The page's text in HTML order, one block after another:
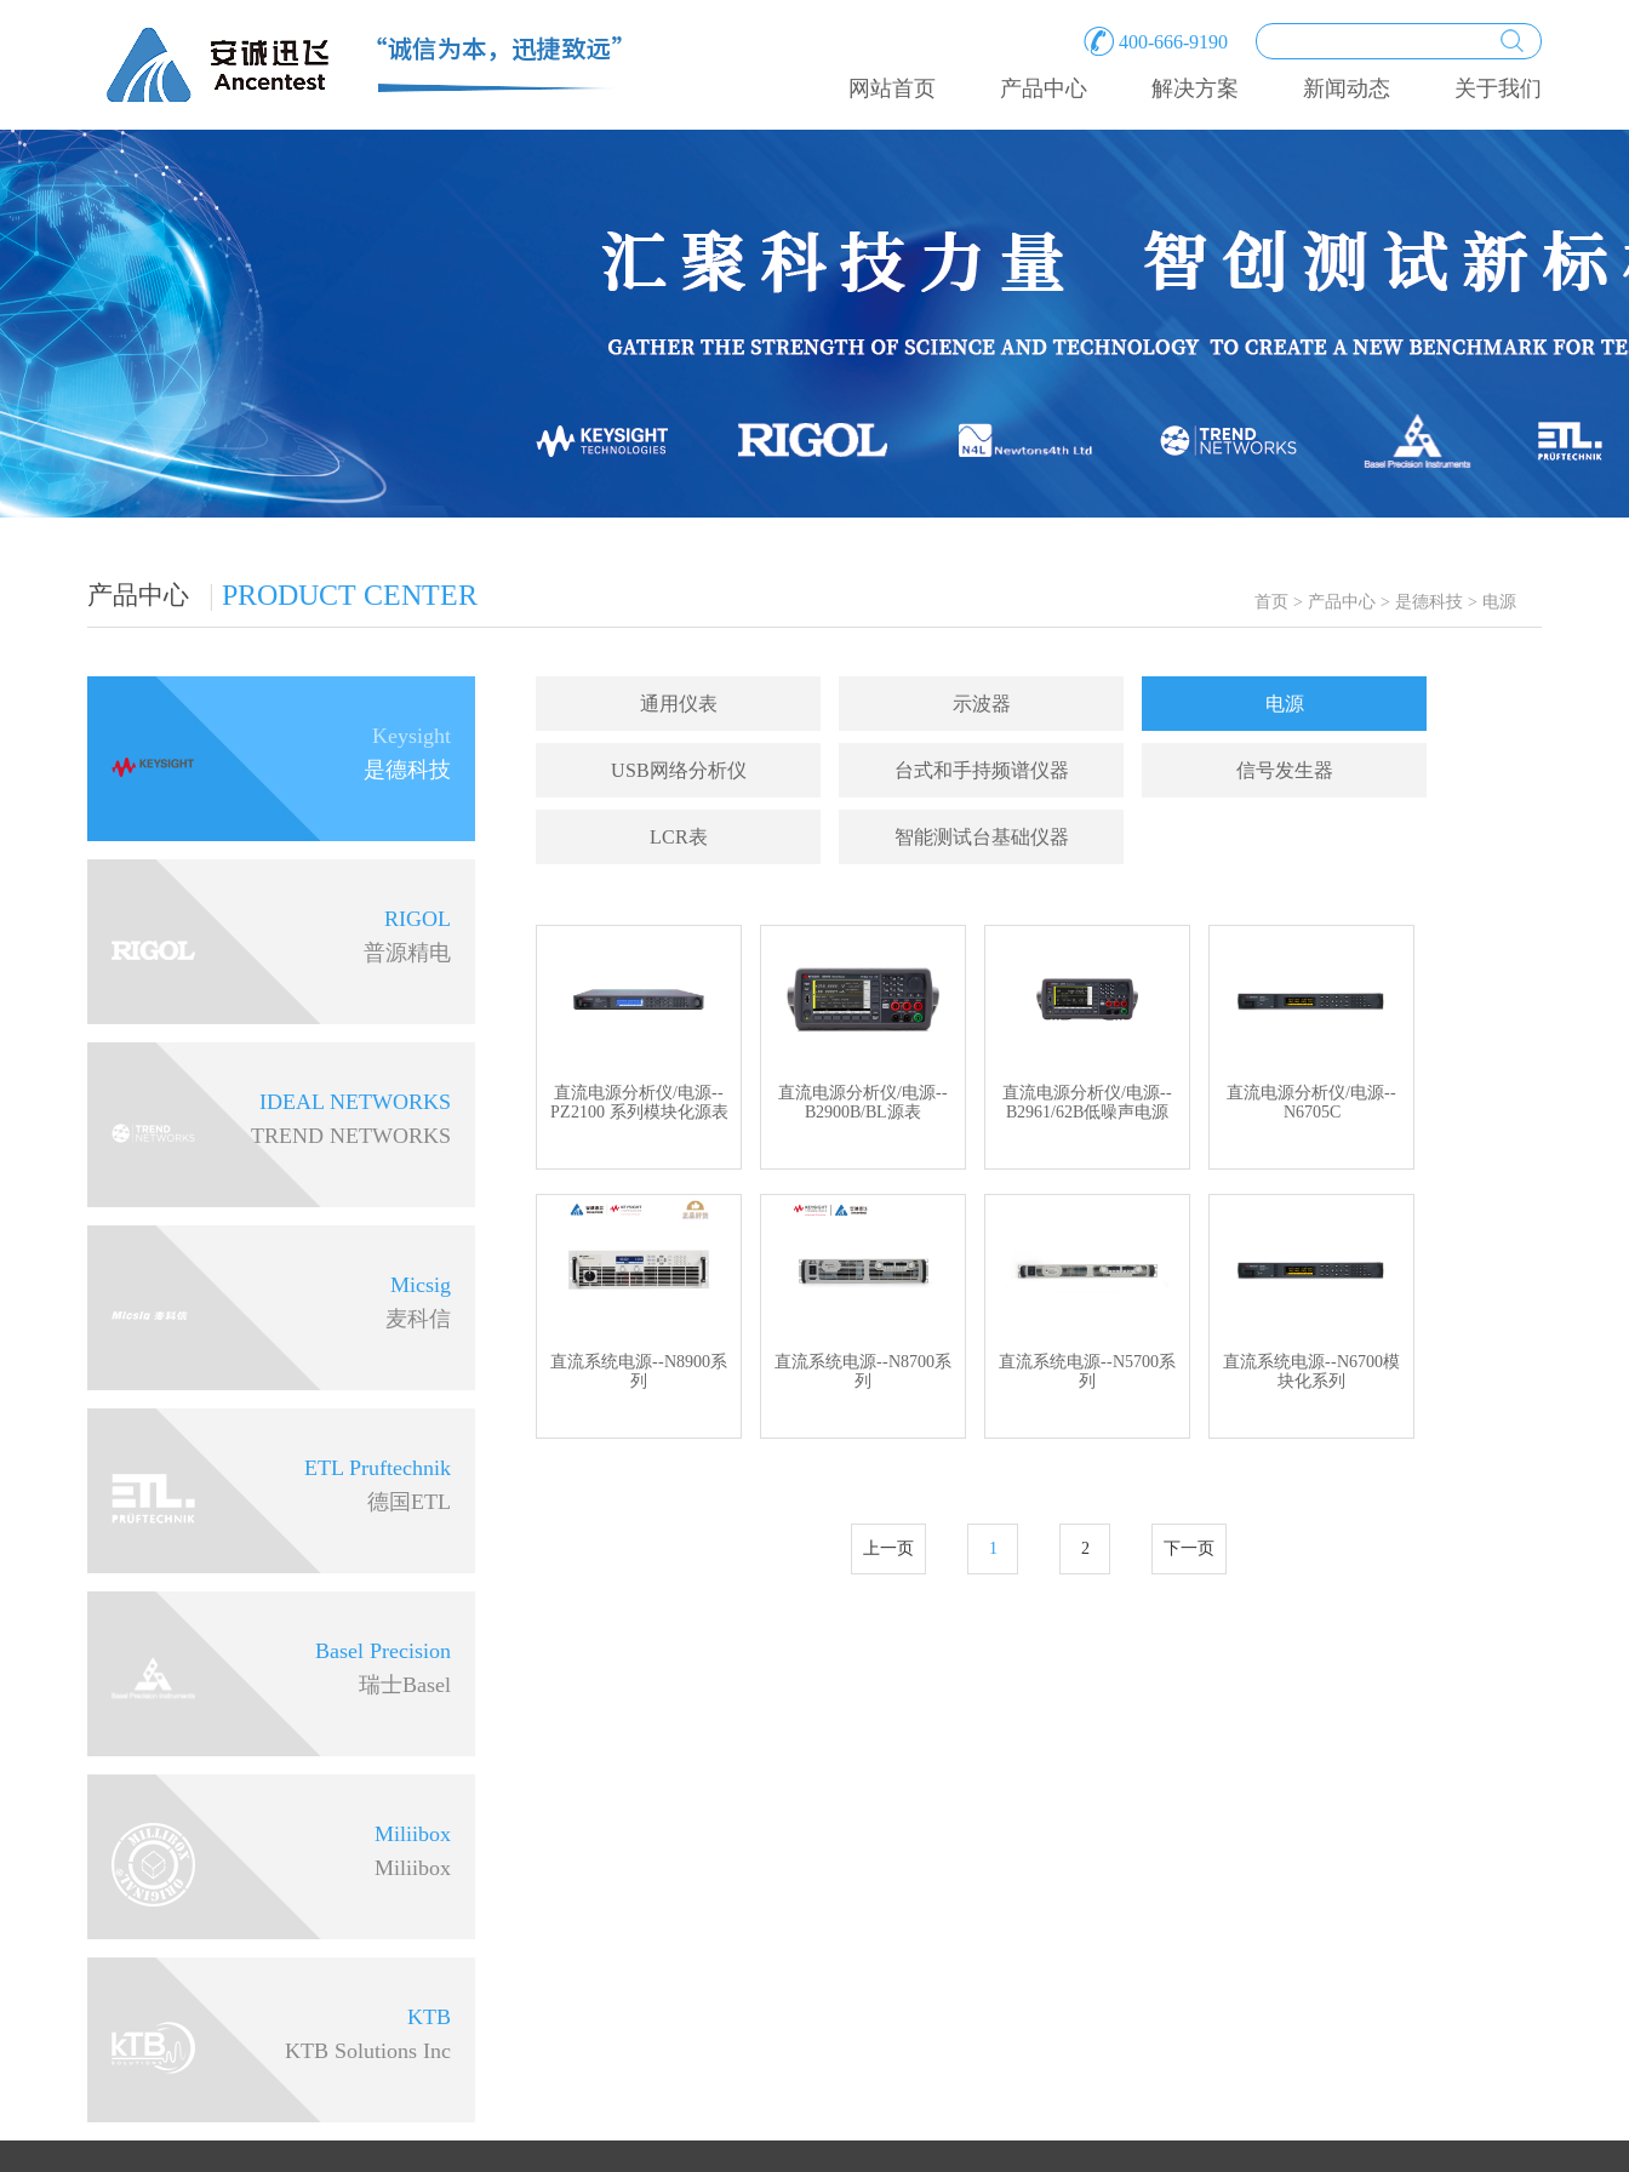
400-666-9190
网站首页 产品中心 解决方案 新闻动态 关于我们
产品中心 | PRODUCT CENTER 首页 > 产品中心 > 是德科技 > 电源
Keysight
是德科技
RIGOL
普源精电
IDEAL NETWORKS
TREND NETWORKS
Micsig
麦科信
ETL Pruftechnik
德国ETL
Basel Precision
瑞士Basel
Miliibox
Miliibox
KTB
KTB Solutions Inc
通用仪表 示波器 电源
USB网络分析仪 台式和手持频谱仪器 信号发生器
LCR表 智能测试台基础仪器
直流电源分析仪/电源--
PZ2100 系列模块化源表
直流电源分析仪/电源--
B2900B/BL源表
直流电源分析仪/电源--
B2961/62B低噪声电源
直流电源分析仪/电源--
N6705C
直流系统电源--N8900系
列
直流系统电源--N8700系
列
直流系统电源--N5700系
列
直流系统电源--N6700模
块化系列
上一页 1 2 下一页